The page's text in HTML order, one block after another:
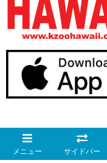
メニュー サイドバー